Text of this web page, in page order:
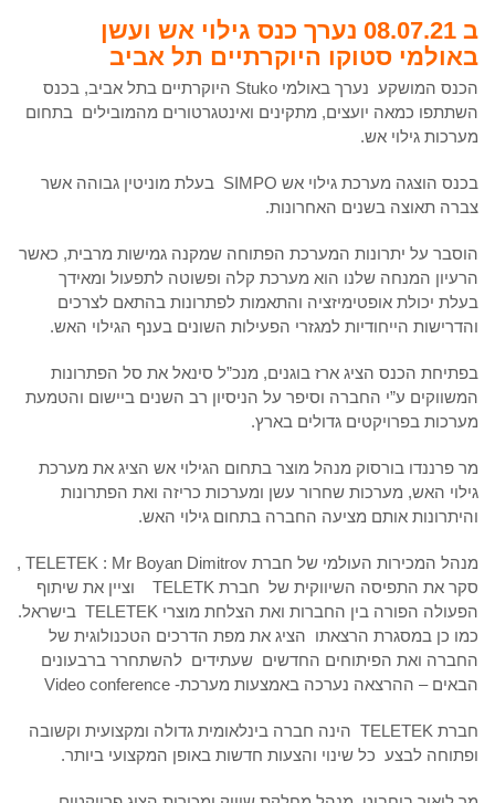
ב 08.07.21 נערך כנס גילוי אש ועשן
באולמי סטוקו היוקרתיים תל אביב
הכנס המושקע נערך באולמי Stuko היוקרתיים בתל אביב, בכנס
השתתפו כמאה יועצים, מתקינים ואינטגרטורים מהמובילים בתחום
מערכות גילוי אש.
בכנס הוצגה מערכת גילוי אש SIMPO בעלת מוניטין גבוהה אשר
צברה תאוצה בשנים האחרונות.
הוסבר על יתרונות המערכת הפתוחה שמקנה גמישות מרבית, כאשר
הרעיון המנחה שלנו הוא מערכת קלה ופשוטה לתפעול ומאידך
בעלת יכולת אופטימיזציה והתאמות לפתרונות בהתאם לצרכים
והדרישות הייחודיות למגזרי הפעילות השונים בענף הגילוי האש.
בפתיחת הכנס הציג ארז בוגנים, מנכ”ל סינאל את סל הפתרונות
המשווקים ע”י החברה וסיפר על הניסיון רב השנים ביישום והטמעת
מערכות בפרויקטים גדולים בארץ.
מר פרננדו בורסוק מנהל מוצר בתחום הגילוי אש הציג את מערכת
גילוי האש, מערכות שחרור עשן ומערכות כריזה ואת הפתרונות
והיתרונות אותם מציעה החברה בתחום גילוי האש.
מנהל המכירות העולמי של חברת TELETEK : Mr Boyan Dimitrov ,
סקר את התפיסה השיווקית של חברת TELETK וציין את שיתוף
הפעולה הפורה בין החברות ואת הצלחת מוצרי TELETEK בישראל.
כמו כן במסגרת הרצאתו הציג את מפת הדרכים הטכנולוגית של
החברה ואת הפיתוחים החדשים שעתידים להשתחרר ברבעונים
הבאים – ההרצאה נערכה באמצעות מערכת- Video conference
חברת TELETEK הינה חברה בינלאומית גדולה ומקצועית וקשובה
ופתוחה לבצע כל שינוי והצעות חדשות באופן המקצועי ביותר.